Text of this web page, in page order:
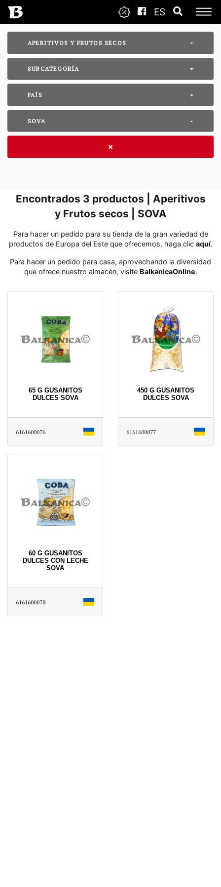
ES
APERITIVOS Y FRUTOS SECOS
SUBCATEGORÍA
PAÍS
SOVA
Encontrados 3 productos | Aperitivos
y Frutos secos | SOVA
Para hacer un pedido para su tienda de la gran variedad de
productos de Europa del Este que ofrecemos, haga clic aquí․
Para hacer un pedido para casa, aprovechando la diversidad
que ofrece nuestro almacén, visite BalkanicaOnline․
65 G GUSANITOS
DULCES SOVA
6161600076
450 G GUSANITOS
DULCES SOVA
6161600077
60 G GUSANITOS
DULCES CON LECHE
SOVA
6161600078